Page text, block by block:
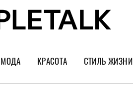
МОДА
Тренды
КРАСОТА
Уход за лицом
СТИЛЬ ЖИЗНИ
Культура